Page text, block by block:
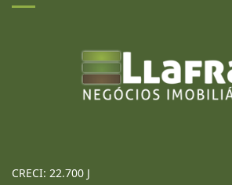
CRECI: 22.700 J